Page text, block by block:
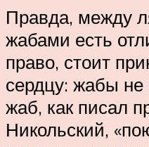
Правда, между
жабами есть
право, стоит
сердцу: жабы
жаб, как писал
Никольский,